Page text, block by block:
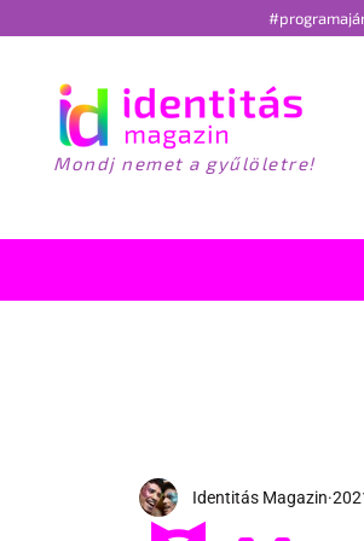
Mondj nemet a gyűlöletre!
Identitás Magazin